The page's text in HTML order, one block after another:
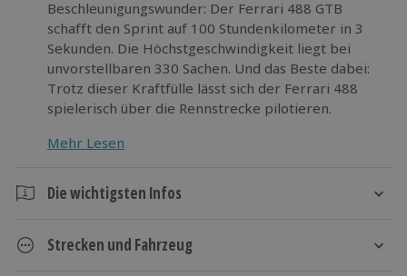
Beschleunigungswunder: Der Ferrari 488 GTB
schafft den Sprint auf 100 Stundenkilometer in 3
Sekunden. Die Höchstgeschwindigkeit liegt bei
unvorstellbaren 330 Sachen. Und das Beste dabei:
Trotz dieser Kraftfülle lässt sich der Ferrari 488
spielerisch über die Rennstrecke pilotieren.
Verliere keine Zeit mit dem Qualifying und leg im
Mehr Lesen
Die wichtigsten Infos
Ca. 2 bis 3 Stunden
Strecken und Fahrzeug